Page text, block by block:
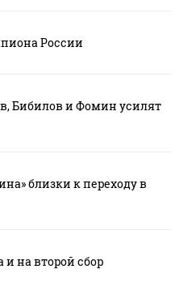
России
Бибилов и Фомин усилят
близки к переходу в
и на второй сбор